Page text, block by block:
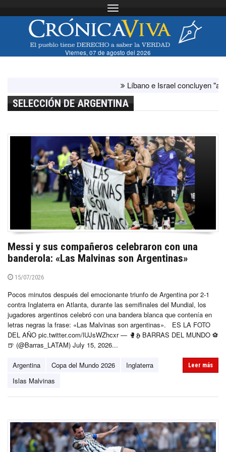
Toggle navigation
Viernes, 07 de agosto del 2026
Líbano e Israel concluyen "antes de
SELECCIÓN DE ARGENTINA
Messi y sus compañeros celebraron con una
banderola: «Las Malvinas son Argentinas»
15/07/2026
Pocos minutos después del emocionante triunfo de Argentina por 2-1
contra Inglaterra en Atlanta, durante las semifinales del Mundial, los
jugadores argentinos celebró con una bandera blanca que contenía en
letras negras la frase: «Las Malvinas son argentinas». ES LA FOTO
DEL AÑO pic.twitter.com/lUJsWZhcxr — 🥊𝕳 BARRAS DEL MUNDO ⚽
🍺 (@Barras_LATAM) July 15, 2026...
Argentina Copa del Mundo 2026
Inglaterra
Islas Malvinas
Leer más